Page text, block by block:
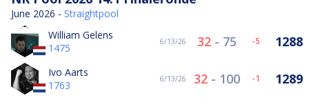
June 2026 - Straightpool
William Gelens
1475
6/13/26 32 - 75 -5 1288
Ivo Aarts
1763
6/13/26 32 - 100 -1 1289